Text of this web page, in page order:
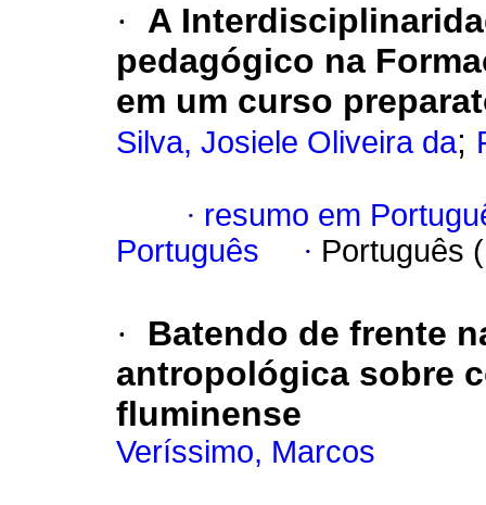
·
A
pedagógico na
em um curso
Silva, Josiele Oliveira da;
· resumo em
Português
· Português
·
Batendo de frente
antropológica sobre
fluminense
Veríssimo, Marcos